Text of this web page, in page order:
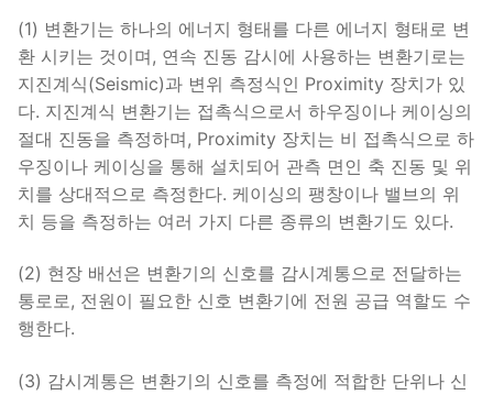
(1) 변환기는 하나의 에너지 형태를 다른 에너지 형태로 변
환 시키는 것이며, 연속 진동 감시에 사용하는 변환기로는
지진계식(Seismic)과 변위 측정식인 Proximity 장치가 있
다. 지진계식 변환기는 접촉식으로서 하우징이나 케이싱의
절대 진동을 측정하며, Proximity 장치는 비 접촉식으로 하
우징이나 케이싱을 통해 설치되어 관측 면인 축 진동 및 위
치를 상대적으로 측정한다. 케이싱의 팽창이나 밸브의 위
치 등을 측정하는 여러 가지 다른 종류의 변환기도 있다.
(2) 현장 배선은 변환기의 신호를 감시계통으로 전달하는
통로로, 전원이 필요한 신호 변환기에 전원 공급 역할도 수
행한다.
(3) 감시계통은 변환기의 신호를 측정에 적합한 단위나 신